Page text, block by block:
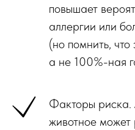
повышает
аллергии или
(но помнить, что
а не 100%-ная
Факторы
животное может